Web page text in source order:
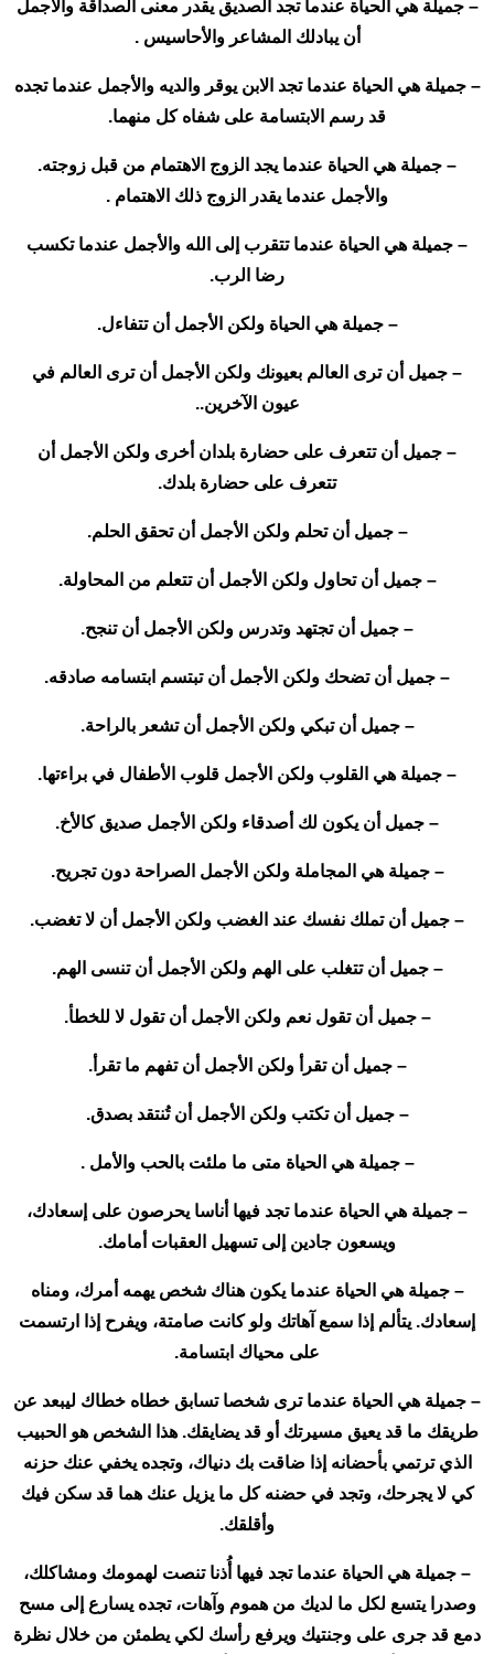
– جميلة هي الحياة عندما تجد الصديق يقدر معنى الصداقة والأجمل
أن يبادلك المشاعر والأحاسيس .
– جميلة هي الحياة عندما تجد الابن يوقر والديه والأجمل عندما تجده
قد رسم الابتسامة على شفاه كل منهما.
– جميلة هي الحياة عندما يجد الزوج الاهتمام من قبل زوجته.
والأجمل عندما يقدر الزوج ذلك الاهتمام .
– جميلة هي الحياة عندما تتقرب إلى الله والأجمل عندما تكسب
رضا الرب.
– جميلة هي الحياة ولكن الأجمل أن تتفاءل.
– جميل أن ترى العالم بعيونك ولكن الأجمل أن ترى العالم في
عيون الآخرين..
– جميل أن تتعرف على حضارة بلدان أخرى ولكن الأجمل أن
تتعرف على حضارة بلدك.
– جميل أن تحلم ولكن الأجمل أن تحقق الحلم.
– جميل أن تحاول ولكن الأجمل أن تتعلم من المحاولة.
– جميل أن تجتهد وتدرس ولكن الأجمل أن تنجح.
– جميل أن تضحك ولكن الأجمل أن تبتسم ابتسامه صادقه.
– جميل أن تبكي ولكن الأجمل أن تشعر بالراحة.
– جميلة هي القلوب ولكن الأجمل قلوب الأطفال في براءتها.
– جميل أن يكون لك أصدقاء ولكن الأجمل صديق كالأخ.
– جميلة هي المجاملة ولكن الأجمل الصراحة دون تجريح.
– جميل أن تملك نفسك عند الغضب ولكن الأجمل أن لا تغضب.
– جميل أن تتغلب على الهم ولكن الأجمل أن تنسى الهم.
– جميل أن تقول نعم ولكن الأجمل أن تقول لا للخطأ.
– جميل أن تقرأ ولكن الأجمل أن تفهم ما تقرأ.
– جميل أن تكتب ولكن الأجمل أن تُنتقد بصدق.
– جميلة هي الحياة متى ما ملئت بالحب والأمل .
– جميلة هي الحياة عندما تجد فيها أناسا يحرصون على إسعادك،
ويسعون جادين إلى تسهيل العقبات أمامك.
– جميلة هي الحياة عندما يكون هناك شخص يهمه أمرك، ومناه
إسعادك. يتألم إذا سمع آهاتك ولو كانت صامتة، ويفرح إذا ارتسمت
على محياك ابتسامة.
– جميلة هي الحياة عندما ترى شخصا تسابق خطاه خطاك ليبعد عن
طريقك ما قد يعيق مسيرتك أو قد يضايقك. هذا الشخص هو الحبيب
الذي ترتمي بأحضانه إذا ضاقت بك دنياك، وتجده يخفي عنك حزنه
كي لا يجرحك، وتجد في حضنه كل ما يزيل عنك هما قد سكن فيك
وأقلقك.
– جميلة هي الحياة عندما تجد فيها أُذنا تنصت لهمومك ومشاكلك،
وصدرا يتسع لكل ما لديك من هموم وآهات، تجده يسارع إلى مسح
دمع قد جرى على وجنتيك ويرفع رأسك لكي يطمئن من خلال نظرة